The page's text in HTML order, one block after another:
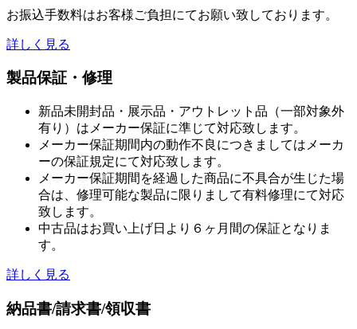
お振込手数料はお客様ご負担にてお願い致しております。
詳しく見る
製品保証・修理
新品未開封品・展示品・アウトレット品（一部対象外
有り）はメーカー保証に準じて対応致します。
メーカー保証期間内の動作不良につきましてはメーカ
ーの保証規定にて対応致します。
メーカー保証期間を経過した商品に不具合が生じた場
合は、修理可能な製品に限りまして有料修理にて対応
致します。
中古品はお買い上げ日より６ヶ月間の保証となりま
す。
詳しく見る
納品書/請求書/領収書